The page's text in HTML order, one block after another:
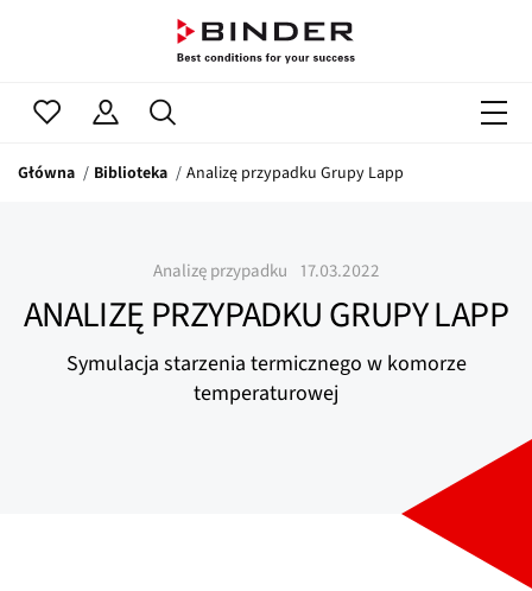
Główna Biblioteka Analizę przypadku Grupy Lapp
Analizę przypadku 17.03.2022
ANALIZĘ PRZYPADKU GRUPY LAPP
Symulacja starzenia termicznego w komorze
temperaturowej